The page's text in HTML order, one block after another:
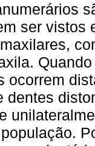
ser vistos
ocorrem
dentes